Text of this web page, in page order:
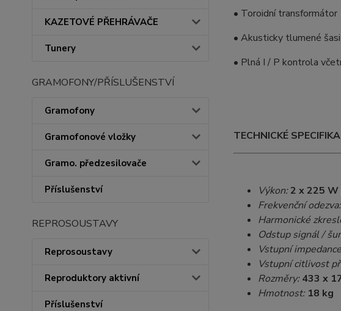
KAZETOVÉ PŘEHRÁVAČE
Tunery
GRAMOFONY/PŘÍSLUŠENSTVÍ
Gramofony
Gramofonové vložky
Gramo. předzesilovače
Příslušenství
REPROSOUSTAVY
Reprosoustavy
Reproduktory aktivní
Příslušenství
• Toroidní transformátor
• Akusticky tlumené šasi
• Plná I / P kontrola
TECHNICKÉ
Výkon:2 x 225
Frekvenční odezva:
Harmonické
Odstup signál /
Vstupní
Vstupní citlivost
Rozměry:433 x
Hmotnost: 18 kg